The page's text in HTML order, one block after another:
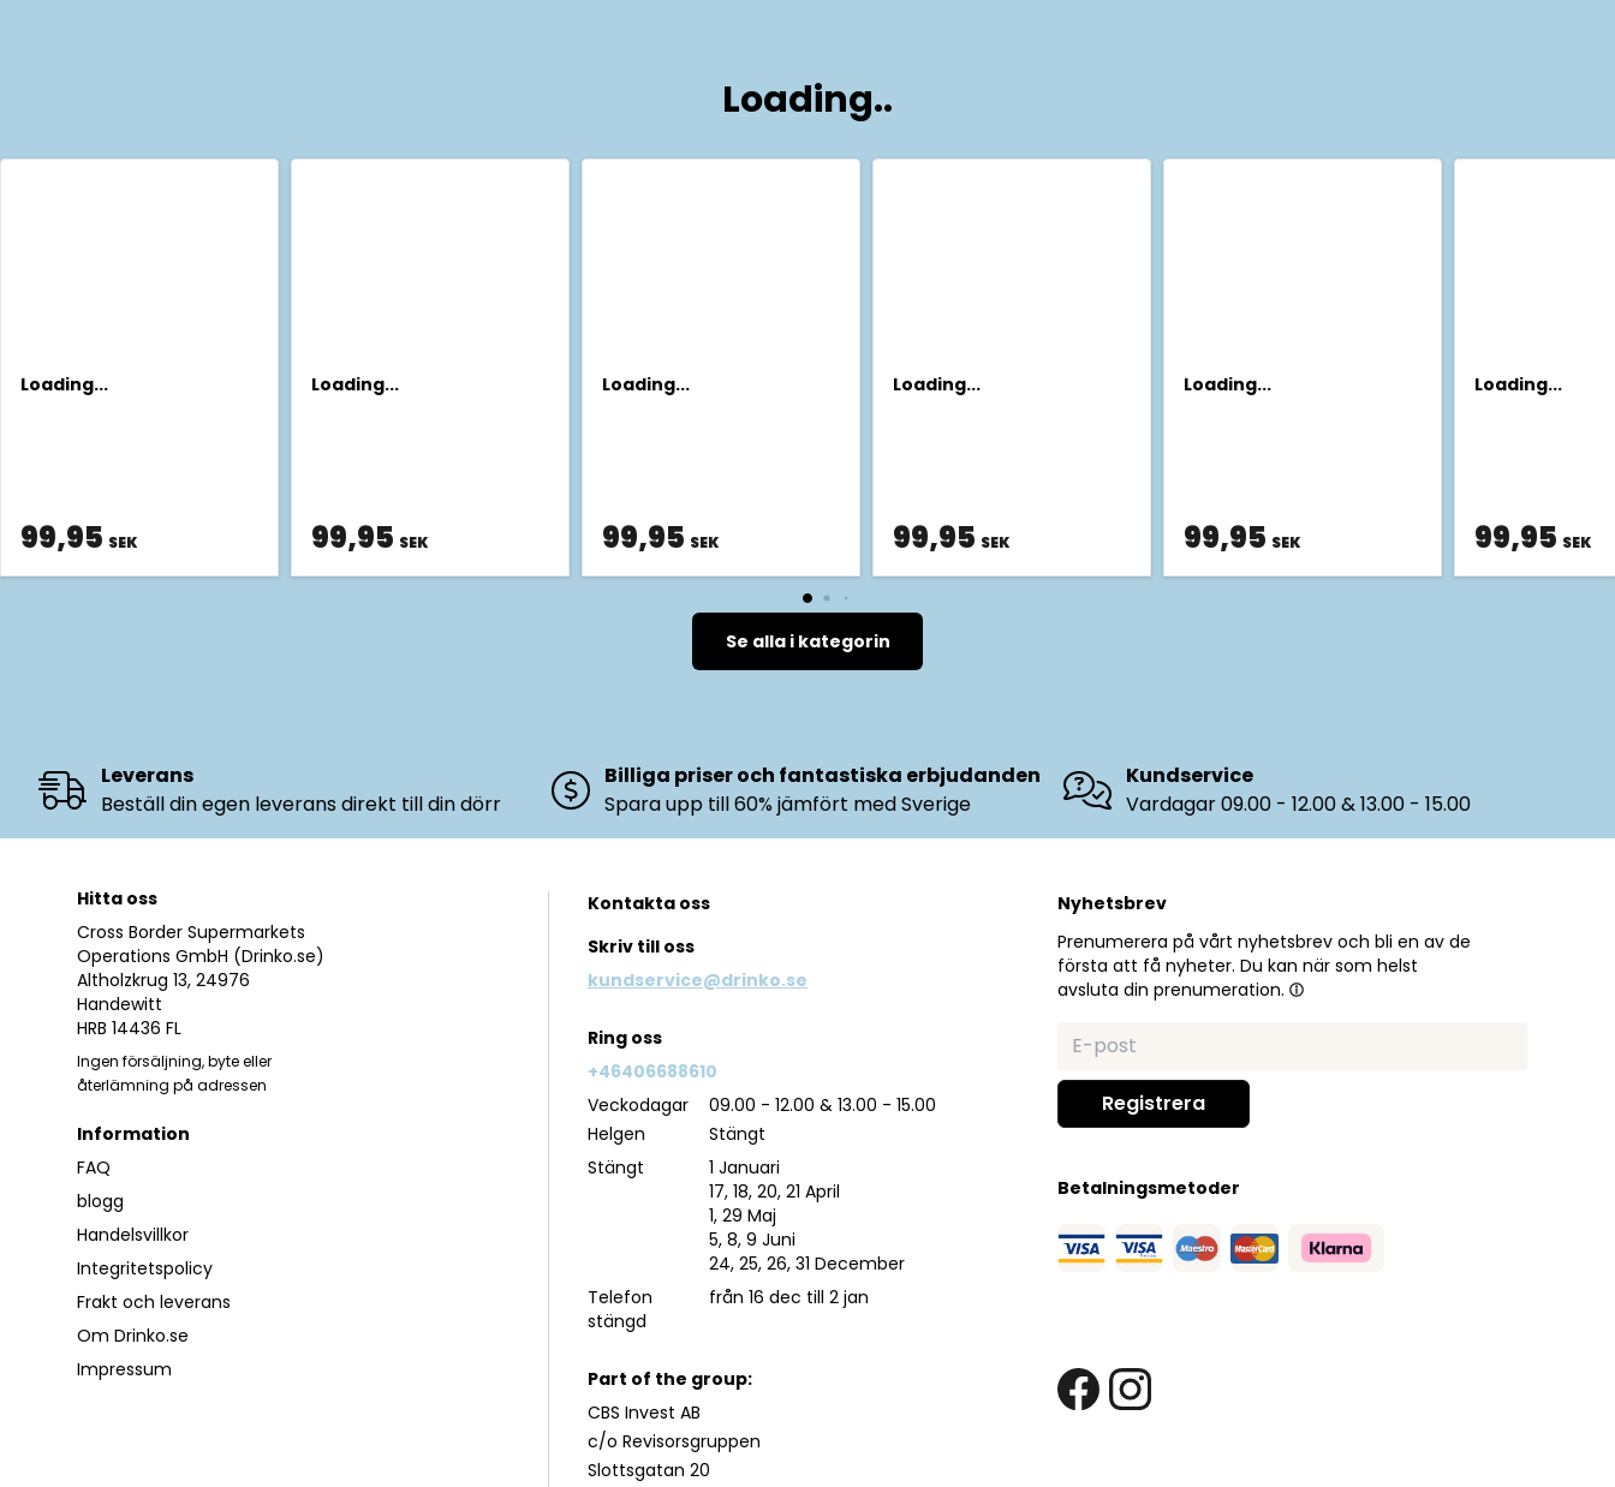
Loading..
Loading...
99,95 SEK
Loading...
99,95 SEK
Loading...
99,95 SEK
Loading...
99,95 SEK
Loading...
99,95 SEK
Loading...
99,95 SEK
Se alla i kategorin
Leverans
Beställ din egen leverans direkt till din dörr
Billiga priser och fantastiska erbjudanden
Spara upp till 60% jämfört med Sverige
Kundservice
Vardagar 09.00 - 12.00 & 13.00 - 15.00
Hitta oss
Cross Border Supermarkets
Operations GmbH (Drinko.se)
Altholzkrug 13, 24976
Handewitt
HRB 14436 FL
Ingen försäljning, byte eller
återlämning på adressen
Information
FAQ
blogg
Handelsvillkor
Integritetspolicy
Frakt och leverans
Om Drinko.se
Impressum
Kontakta oss
Skriv till oss
kundservice@drinko.se
Ring oss
+46406688610
Veckodagar
09.00 - 12.00 & 13.00 - 15.00
Helgen
Stängt
Stängt
Telefon
stängd
1 Januari
17, 18, 20, 21 April
1, 29 Maj
5, 8, 9 Juni
24, 25, 26, 31 December
från 16 dec till 2 jan
Part of the group:
CBS Invest AB
c/o Revisorsgruppen
Slottsgatan 20
Nyhetsbrev
Prenumerera på vårt nyhetsbrev och bli en av de
första att få nyheter. Du kan när som helst
avsluta din prenumeration.
Betalningsmetoder